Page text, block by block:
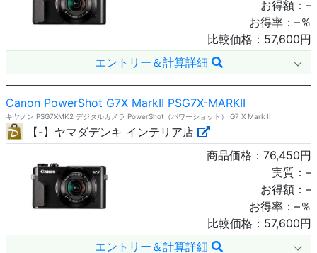
お得額： –
お得率： –％
比較価格： 57,600円
エントリー＆計算詳細
Canon PowerShot G7X MarkII PSG7X-MARKII
キヤノン PSG7XMK2 デジタルカメラ PowerShot（パワーショット） G7 X Mark II
【-】ヤマダデンキ インテリア店
商品価格： 76,450円
実質： –
お得額： –
お得率： –％
比較価格： 57,600円
エントリー＆計算詳細